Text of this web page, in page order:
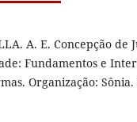
A. E. Concepção de
Fundamentos e
Organização: